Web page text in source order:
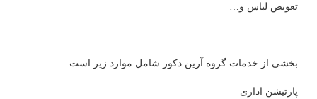
تعویض لباس و…
بخشی از خدمات گروه آرین دکور شامل موارد زیر است:
پارتیشن اداری